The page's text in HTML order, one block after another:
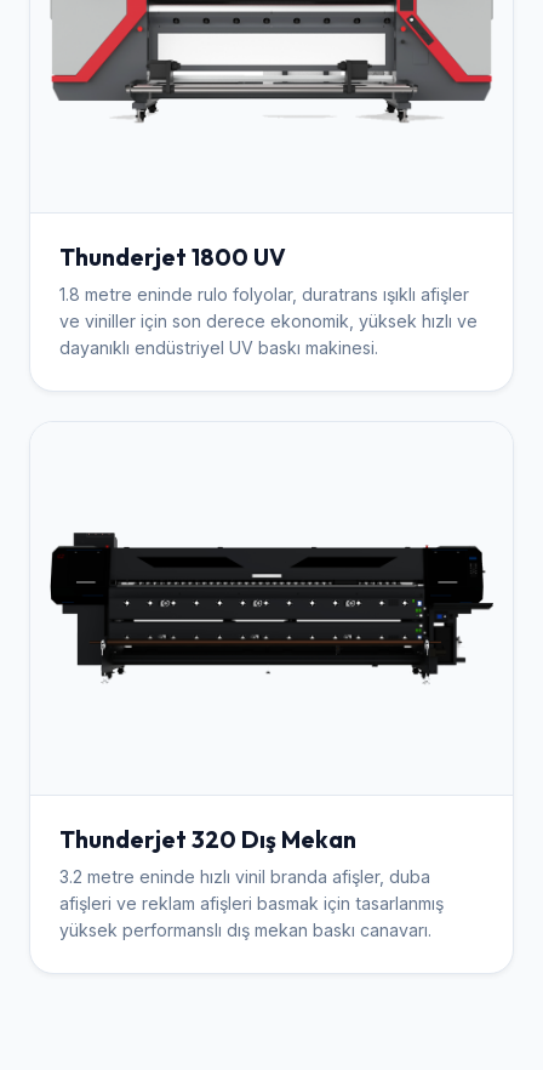
Thunderjet 1800 UV
1.8 metre eninde rulo folyolar, duratrans ışıklı afişler
ve viniller için son derece ekonomik, yüksek hızlı ve
dayanıklı endüstriyel UV baskı makinesi.
Thunderjet 320 Dış Mekan
3.2 metre eninde hızlı vinil branda afişler, duba
afişleri ve reklam afişleri basmak için tasarlanmış
yüksek performanslı dış mekan baskı canavarı.